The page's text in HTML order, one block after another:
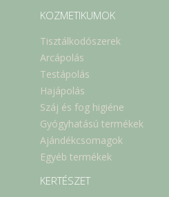
KOZMETIKUMOK
Tisztálkodószerek
Arcápolás
Testápolás
Hajápolás
Száj és fog higiéne
Gyógyhatású termékek
Ajándékcsomagok
Egyéb termékek
KERTÉSZET